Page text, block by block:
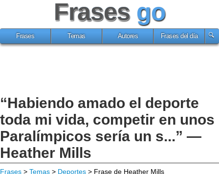
Frases go
Frases Temas Autores Frases del día
“Habiendo amado el deporte
toda mi vida, competir en unos
Paralímpicos sería un s...” —
Heather Mills
Frases > Temas > Deportes > Frase de Heather Mills